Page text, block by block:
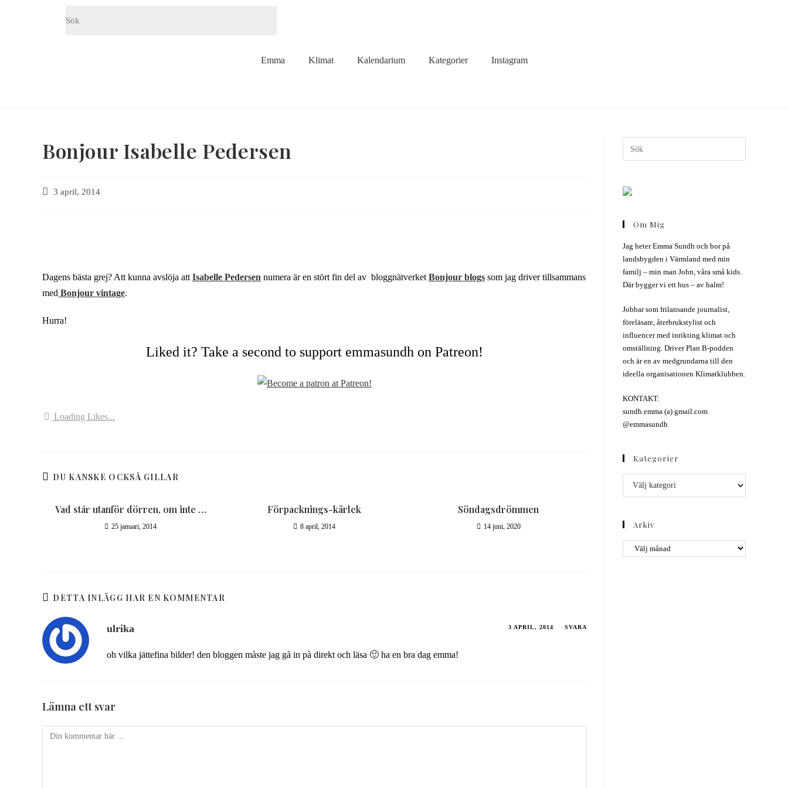
Emma Klimat Kalendarium Kategorier Instagram
Bonjour Isabelle Pedersen
3 april, 2014
Dagens bästa grej? Att kunna avslöja att Isabelle Pedersen numera är en stört fin del av bloggnätverket Bonjour blogs som jag driver tillsammans
med Bonjour vintage.
Hurra!
Liked it? Take a second to support emmasundh on Patreon!
Loading Likes...
DU KANSKE OCKSÅ GILLAR
Vad står utanför dörren, om inte …
25 januari, 2014
Förpacknings-kärlek
8 april, 2014
Söndagsdrömmen
14 juni, 2020
DETTA INLÄGG HAR EN KOMMENTAR
ulrika 3 APRIL, 2014 SVARA
oh vilka jättefina bilder! den bloggen màste jag gà in pà direkt och läsa 🙂 ha en bra dag emma!
Lämna ett svar
Om Mig
Jag heter Emma Sundh och bor på
landsbygden i Värmland med min
familj – min man John, våra små kids.
Där bygger vi ett hus – av halm!
Jobbar som frilansande journalist,
föreläsare, återbrukstylist och
influencer med inrikting klimat och
omställning. Driver Plan B-podden
och är en av medgrundarna till den
ideella organisationen Klimatklubben.
KONTAKT:
sundh.emma (a) gmail.com
@emmasundh
Kategorier
Arkiv